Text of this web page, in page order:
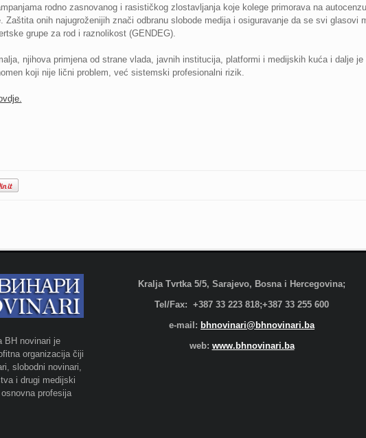
rodno zasnovanog i rasističkog zlostavljanja koje kolege primorava na
onih najugroženijih znači odbranu slobode medija i osiguravanje da se svi glasovi
grupe za rod i raznolikost (GENDEG).
njihova primjena od strane vlada, javnih institucija, platformi i medijskih kuća i dalje je
koji nije lični problem, već sistemski profesionalni rizik.
BH novinari je
organizacija čiji
slobodni novinari,
i drugi medijski
profesija
Kralja Tvrtka 5/5, Sarajevo, Bosna i Hercegovina;
Tel/Fax: +387 33 223 818;+387 33 255 600
e-mail: bhnovinari@bhnovinari.ba
web: www.bhnovinari.ba